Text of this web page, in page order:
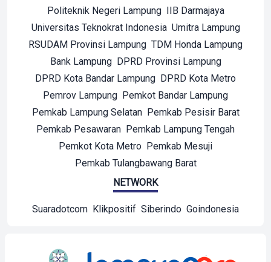
Politeknik Negeri Lampung IIB Darmajaya
Universitas Teknokrat Indonesia Umitra Lampung
RSUDAM Provinsi Lampung TDM Honda Lampung
Bank Lampung DPRD Provinsi Lampung
DPRD Kota Bandar Lampung DPRD Kota Metro
Pemrov Lampung Pemkot Bandar Lampung
Pemkab Lampung Selatan Pemkab Pesisir Barat
Pemkab Pesawaran Pemkab Lampung Tengah
Pemkot Kota Metro Pemkab Mesuji
Pemkab Tulangbawang Barat
NETWORK
Suaradotcom Klikpositif Siberindo Goindonesia